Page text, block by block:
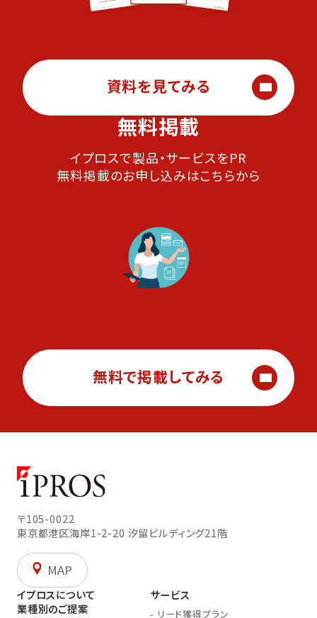
資料を見てみる
無料掲載
イプロスで製品・サービスをPR
無料掲載のお申し込みはこちらから
無料で掲載してみる
〒105-0022
東京都港区海岸1-2-20 汐留ビルディング21階
MAP
イプロスについて
業種別のご提案
サービス
- リード獲得プラン